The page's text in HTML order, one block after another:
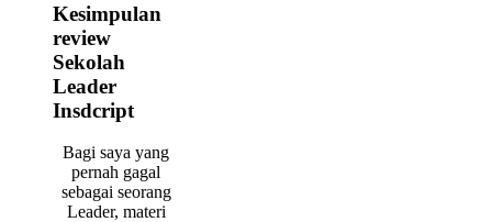
Kesimpulan
review
Sekolah
Leader
Insdcript
Bagi saya yang
pernah gagal
sebagai seorang
Leader, materi